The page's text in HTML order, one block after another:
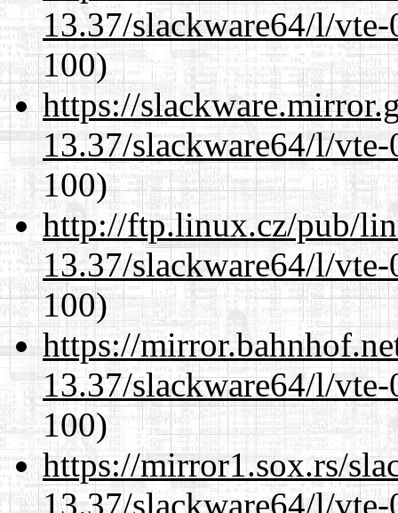
13.37/slackware64/l/
100)
https://
13.37/slackware64/l/
100)
http://ftp.linux.cz/pub/
13.37/slackware64/l/
100)
https://
13.37/slackware64/l/
100)
https://mirror1.sox.rs/
13.37/slackware64/l/